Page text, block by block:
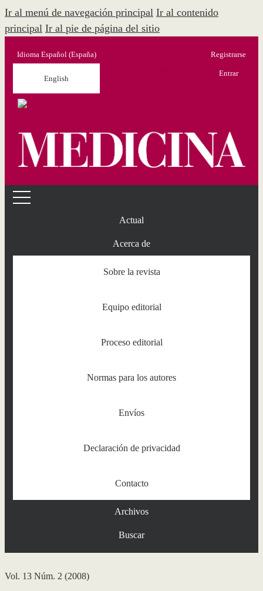
Ir al menú de navegación principal Ir al contenido
principal Ir al pie de página del sitio
Idioma Español (España)
English
Registrarse
Entrar
Actual
Acerca de
Sobre la revista
Equipo editorial
Proceso editorial
Normas para los autores
Envíos
Declaración de privacidad
Contacto
Archivos
Buscar
Vol. 13 Núm. 2 (2008)